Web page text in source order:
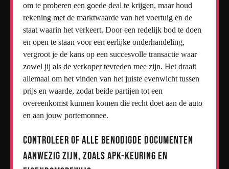
om te proberen een goede deal te krijgen, maar houd
rekening met de marktwaarde van het voertuig en de
staat waarin het verkeert. Door een redelijk bod te doen
en open te staan voor een eerlijke onderhandeling,
vergroot je de kans op een succesvolle transactie waar
zowel jij als de verkoper tevreden mee zijn. Het draait
allemaal om het vinden van het juiste evenwicht tussen
prijs en waarde, zodat beide partijen tot een
overeenkomst kunnen komen die recht doet aan de auto
en aan jouw portemonnee.
Controleer of alle benodigde documenten
aanwezig zijn, zoals APK-keuring en